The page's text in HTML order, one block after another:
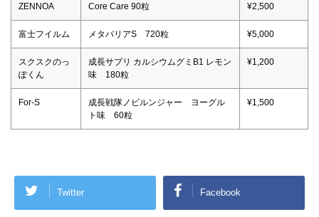
ZENNOA Core Care 90粒 ¥2,500
富士フイルム メタバリアS 720粒 ¥5,000
スクスクのっ
ぽくん
成長サプリ カルシウムグミB1 レモン
味 180粒
¥1,200
For-S
成長戦隊ノビルンジャー ヨーグル
ト味 60粒
¥1,500
Twitter Facebook